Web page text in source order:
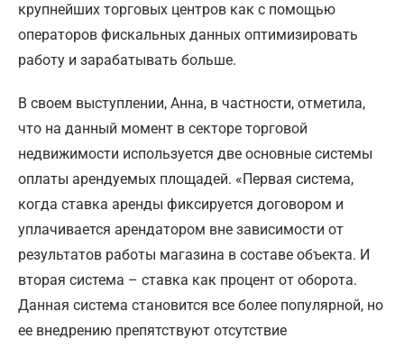
крупнейших торговых центров как с помощью
операторов фискальных данных оптимизировать
работу и зарабатывать больше.
В своем выступлении, Анна, в частности, отметила,
что на данный момент в секторе торговой
недвижимости используется две основные системы
оплаты арендуемых площадей. «Первая система,
когда ставка аренды фиксируется договором и
уплачивается арендатором вне зависимости от
результатов работы магазина в составе объекта. И
вторая система – ставка как процент от оборота.
Данная система становится все более популярной, но
ее внедрению препятствуют отсутствие